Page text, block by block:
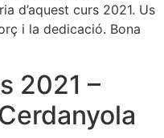
d’aquest curs 2021. Us
i la dedicació. Bona
2021 –